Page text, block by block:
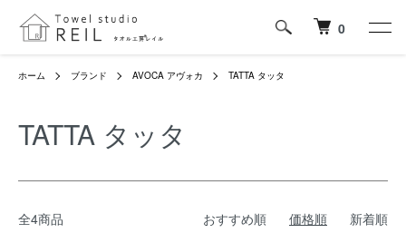
0
ホーム ブランド AVOCA アヴォカ TATTA タッタ
TATTA タッタ
全4商品 おすすめ順 価格順 新着順